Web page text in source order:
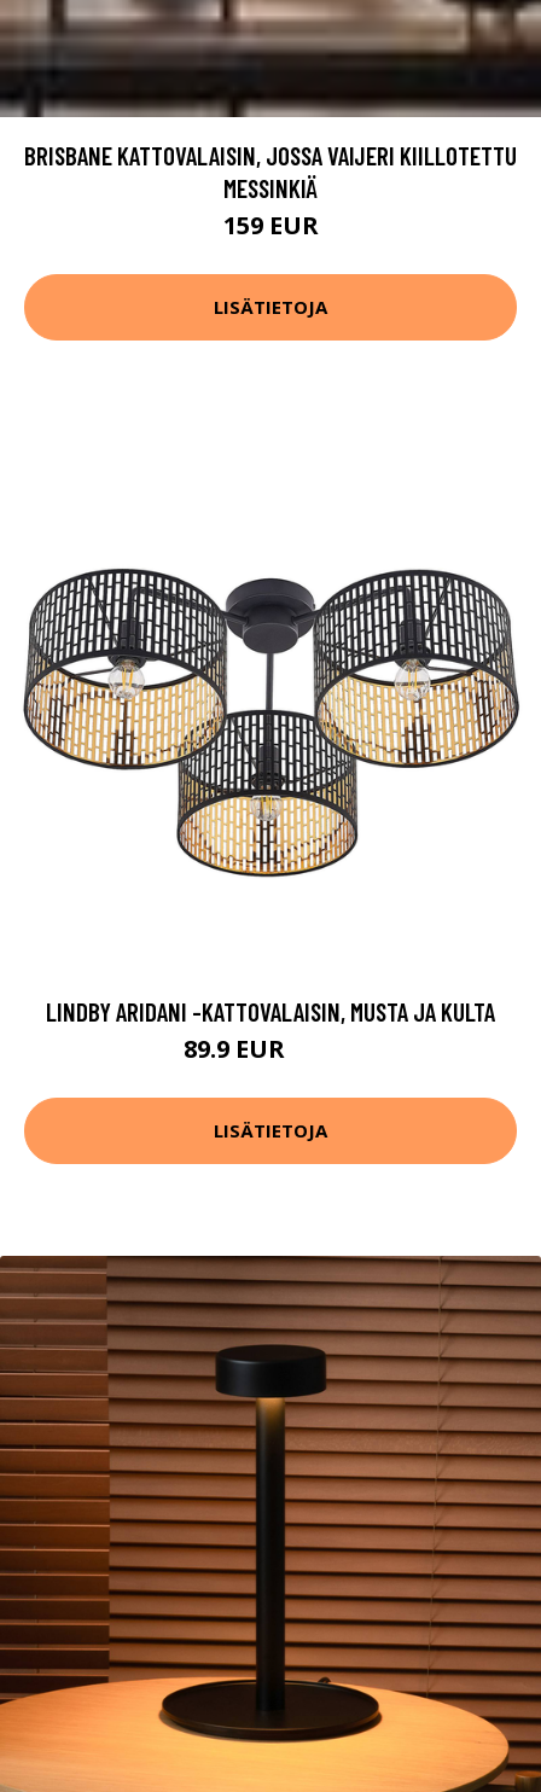
BRISBANE KATTOVALAISIN, JOSSA VAIJERI KIILLOTETTU
MESSINKIÄ
159 EUR
LISÄTIETOJA
LINDBY ARIDANI -KATTOVALAISIN, MUSTA JA KULTA
89.9 EUR
LISÄTIETOJA